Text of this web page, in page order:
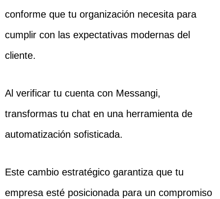
conforme que tu organización necesita para
cumplir con las expectativas modernas del
cliente.
Al verificar tu cuenta con Messangi,
transformas tu chat en una herramienta de
automatización sofisticada.
Este cambio estratégico garantiza que tu
empresa esté posicionada para un compromiso